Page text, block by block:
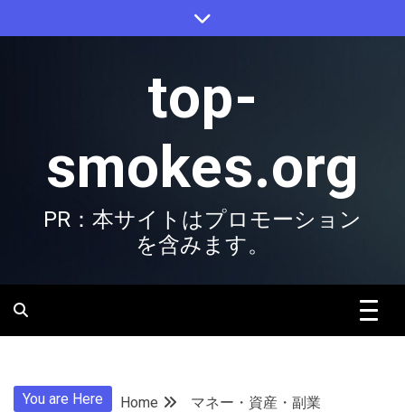
to
top-
smokes.org
PR：本サイトはプロモーション
を含みます。
You are Here Home マネー・資産・副業